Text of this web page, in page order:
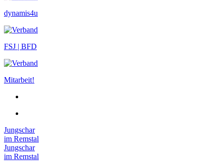
dynamis4u
FSJ | BFD
Mitarbeit!
Jungschar
im Remstal
Jungschar
im Remstal